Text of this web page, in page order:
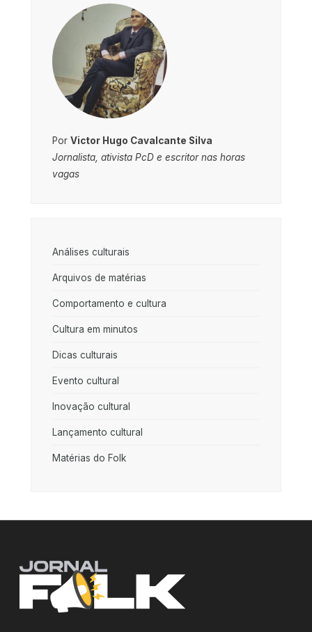
Por Victor Hugo Cavalcante Silva
Jornalista, ativista PcD e escritor nas horas
vagas
Análises culturais
Arquivos de matérias
Comportamento e cultura
Cultura em minutos
Dicas culturais
Evento cultural
Inovação cultural
Lançamento cultural
Matérias do Folk